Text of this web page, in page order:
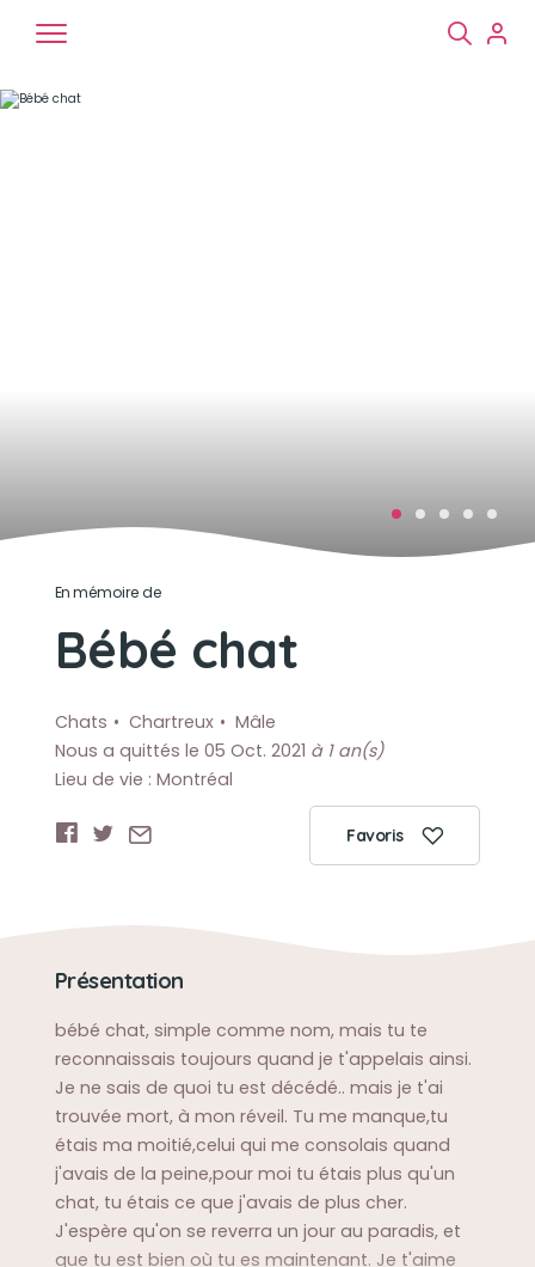
En mémoire de
Bébé chat
Chats Chartreux
Mâle
Nous a quittés le 05 Oct. 2021 à 1 an(s)
Lieu de vie : Montréal
Favoris
Présentation
bébé chat, simple comme nom, mais tu te
reconnaissais toujours quand je t'appelais ainsi.
Je ne sais de quoi tu est décédé.. mais je t'ai
trouvée mort, à mon réveil. Tu me manque,tu
étais ma moitié,celui qui me consolais quand
j'avais de la peine,pour moi tu étais plus qu'un
chat, tu étais ce que j'avais de plus cher.
J'espère qu'on se reverra un jour au paradis, et
que tu est bien où tu es maintenant. Je t'aime